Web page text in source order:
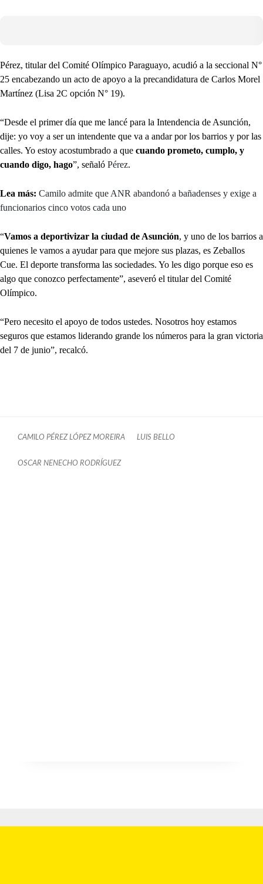
Pérez, titular del Comité Olímpico Paraguayo, acudió a la seccional N°
25 encabezando un acto de apoyo a la precandidatura de Carlos Morel
Martínez (Lisa 2C opción N° 19).
“Desde el primer día que me lancé para la Intendencia de Asunción,
dije: yo voy a ser un intendente que va a andar por los barrios y por las
calles. Yo estoy acostumbrado a que cuando prometo, cumplo, y
cuando digo, hago”, señaló Pérez.
Lea más: Camilo admite que ANR abandonó a bañadenses y exige a
funcionarios cinco votos cada uno
“Vamos a deportivizar la ciudad de Asunción, y uno de los barrios a
quienes le vamos a ayudar para que mejore sus plazas, es Zeballos
Cue. El deporte transforma las sociedades. Yo les digo porque eso es
algo que conozco perfectamente”, aseveró el titular del Comité
Olímpico.
“Pero necesito el apoyo de todos ustedes. Nosotros hoy estamos
seguros que estamos liderando grande los números para la gran victoria
del 7 de junio”, recalcó.
CAMILO PÉREZ LÓPEZ MOREIRA LUIS BELLO
OSCAR NENECHO RODRÍGUEZ